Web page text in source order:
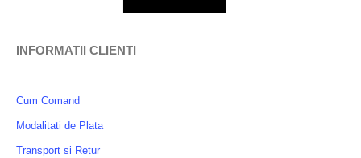
INFORMATII CLIENTI
Cum Comand
Modalitati de Plata
Transport si Retur